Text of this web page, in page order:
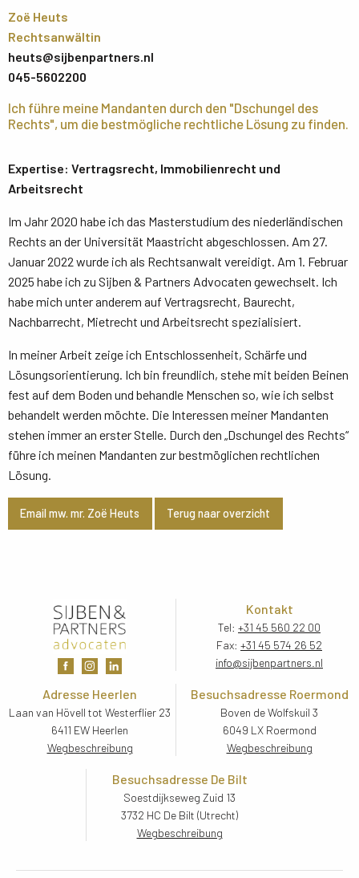
Zoë Heuts
Rechtsanwältin
heuts@sijbenpartners.nl
045-5602200
Ich führe meine Mandanten durch den "Dschungel des
Rechts", um die bestmögliche rechtliche Lösung zu finden.
Expertise: Vertragsrecht, Immobilienrecht und
Arbeitsrecht
Im Jahr 2020 habe ich das Masterstudium des niederländischen
Rechts an der Universität Maastricht abgeschlossen. Am 27.
Januar 2022 wurde ich als Rechtsanwalt vereidigt. Am 1. Februar
2025 habe ich zu Sijben & Partners Advocaten gewechselt. Ich
habe mich unter anderem auf Vertragsrecht, Baurecht,
Nachbarrecht, Mietrecht und Arbeitsrecht spezialisiert.
In meiner Arbeit zeige ich Entschlossenheit, Schärfe und
Lösungsorientierung. Ich bin freundlich, stehe mit beiden Beinen
fest auf dem Boden und behandle Menschen so, wie ich selbst
behandelt werden möchte. Die Interessen meiner Mandanten
stehen immer an erster Stelle. Durch den „Dschungel des Rechts“
führe ich meinen Mandanten zur bestmöglichen rechtlichen
Lösung.
Email mw. mr. Zoë Heuts Terug naar overzicht
Kontakt
Tel: +31 45 560 22 00
Fax: +31 45 574 26 52
info@sijbenpartners.nl
Adresse Heerlen
Laan van Hövell tot Westerflier 23
6411 EW Heerlen
Wegbeschreibung
Besuchsadresse Roermond
Boven de Wolfskuil 3
6049 LX Roermond
Wegbeschreibung
Besuchsadresse De Bilt
Soestdijkseweg Zuid 13
3732 HC De Bilt (Utrecht)
Wegbeschreibung